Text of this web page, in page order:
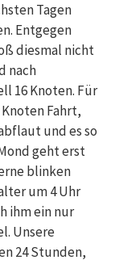
Tagen
Entgegen
diesmal nicht
nach
16 Knoten. Für
Fahrt,
und es so
geht erst
blinken
um 4 Uhr
ihm ein nur
Unsere
24 Stunden,